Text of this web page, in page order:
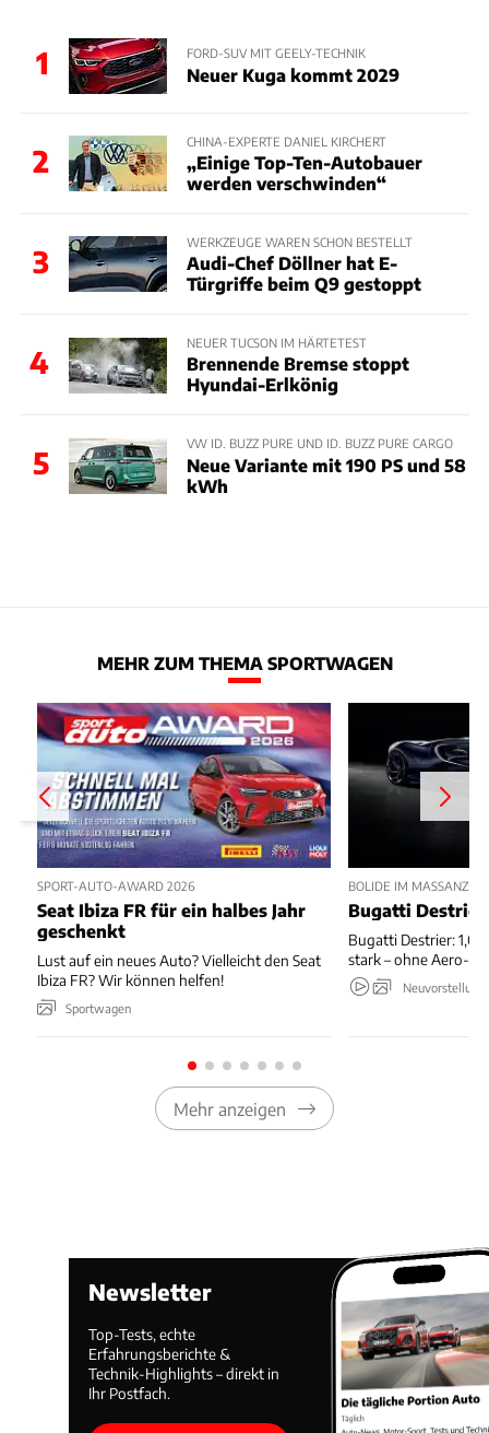
1 FORD-SUV MIT GEELY-TECHNIK
Neuer Kuga kommt 2029
2
CHINA-EXPERTE DANIEL KIRCHERT
„Einige Top-Ten-Autobauer
werden verschwinden“
3
WERKZEUGE WAREN SCHON BESTELLT
Audi-Chef Döllner hat E-
Türgriffe beim Q9 gestoppt
4
NEUER TUCSON IM HÄRTETEST
Brennende Bremse stoppt
Hyundai-Erlkönig
5
VW ID. BUZZ PURE UND ID. BUZZ PURE CARGO
Neue Variante mit 190 PS und 58
kWh
MEHR ZUM THEMA SPORTWAGEN
SPORT-AUTO-AWARD 2026
Seat Ibiza FR für ein halbes Jahr
geschenkt
Lust auf ein neues Auto? Vielleicht den Seat
Ibiza FR? Wir können helfen!
Sportwagen
BOLIDE IM MASSANZUG
Bugatti
Bugatti Destrier: 1,00
stark – ohne Aero-
Mehr anzeigen
Newsletter
Top-Tests, echte
Erfahrungsberichte &
Technik-Highlights – direkt in
Ihr Postfach.